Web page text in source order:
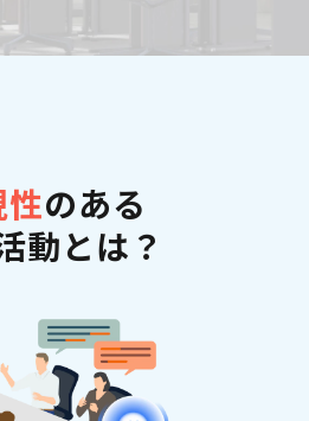
のある
動とは？